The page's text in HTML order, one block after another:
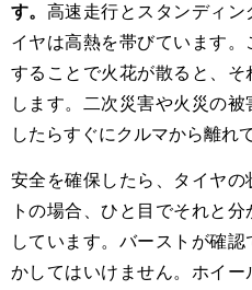
す。 高速走行とスタンディ
イヤは高熱を帯びています
することで火花が散ると、
します。二次災害や火災の
したらすぐにクルマから離れ
安全を確保したら、タイヤ
トの場合、ひと目でそれと
しています。バーストが確
かしてはいけません。ホイ